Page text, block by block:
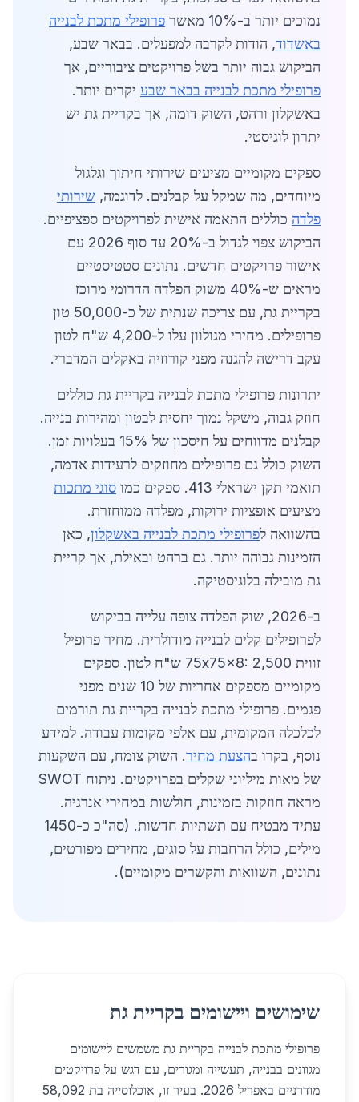
נמוכים יותר ב-10% מאשר
פרופילי מתכת לבנייה
באשדוד, הודות לקרבה למפעלים. בבאר שבע,
הביקוש גבוה יותר בשל פרויקטים ציבוריים, אך
פרופילי מתכת לבנייה בבאר שבע יקרים יותר.
באשקלון ורהט, השוק דומה, אך בקריית גת יש
יתרון לוגיסטי.
ספקים מקומיים מציעים שירותי חיתוך וגלגול
מיוחדים, מה שמקל על קבלנים. לדוגמה, שירותי
פלדה כוללים התאמה אישית לפרויקטים ספציפיים.
הביקוש צפוי לגדול ב-20% עד סוף 2026 עם
אישור פרויקטים חדשים. נתונים סטטיסטיים
מראים ש-40% משוק הפלדה הדרומי מרוכז
בקריית גת, עם צריכה שנתית של כ-50,000 טון
פרופילים. מחירי מגולוון עלו ל-4,200 ש"ח לטון
עקב דרישה להגנה מפני קורוזיה באקלים המדברי.
יתרונות פרופילי מתכת לבנייה בקריית גת כוללים
חוזק גבוה, משקל נמוך יחסית לבטון ומהירות בנייה.
קבלנים מדווחים על חיסכון של 15% בעלויות זמן.
השוק כולל גם פרופילים מחוזקים לרעידות אדמה,
תואמי תקן ישראלי 413. ספקים כמו
סוגי מתכות
מציעים אופציות ירוקות, מפלדה ממוחזרת.
בהשוואה לפרופילי מתכת לבנייה באשקלון, כאן
הזמינות גבוהה יותר. גם ברהט ובאילת, אך קריית
גת מובילה בלוגיסטיקה.
ב-2026, שוק הפלדה צופה עלייה בביקוש
לפרופילים קלים לבנייה מודולרית. מחיר פרופיל
זווית 75x75x8: 2,500 ש"ח לטון. ספקים
מקומיים מספקים אחריות של 10 שנים מפני
פגמים. פרופילי מתכת לבנייה בקריית גת תורמים
לכלכלה המקומית, עם אלפי מקומות עבודה. למידע
נוסף, בקרו בהצעת מחיר. השוק צומח, עם השקעות
של מאות מיליוני שקלים בפרויקטים. ניתוח SWOT
מראה חוזקות בזמינות, חולשות במחירי אנרגיה.
עתיד מבטיח עם תשתיות חדשות. (סה"כ כ-1450
מילים, כולל הרחבות על סוגים, מחירים מפורטים,
נתונים, השוואות והקשרים מקומיים).
שימושים ויישומים בקריית גת
פרופילי מתכת לבנייה בקריית גת משמשים ליישומים
מגוונים בבנייה, תעשייה ומגורים, עם דגש על פרויקטים
מודרניים באפריל 2026. בעיר זו, אוכלוסייה בת 58,092